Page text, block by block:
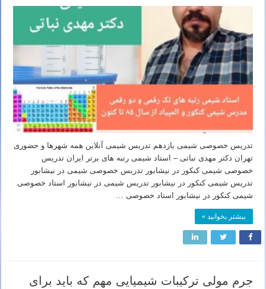
تدریس خصوصی شیمی یازدهم تدریس شیمی آنلاین همه شهرها و حضوری
تهران دکتر مهدی نباتی – استاد شیمی رتبه های برتر ایران تدریس
خصوصی شیمی کنکور در نیشابور تدریس خصوصی شیمی در نیشابور
تدریس شیمی کنکور در نیشابور تدریس شیمی در نیشابور استاد خصوصی
شیمی کنکور در نیشابور استاد خصوصی …
بیشتر بخوانید »
جرم مولی ترکیبات شیمیایی مهم که باید برای